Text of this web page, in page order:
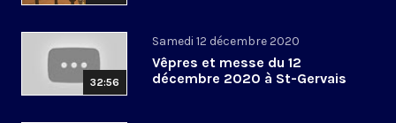
32:56
Samedi 12 décembre 2020
Vêpres et messe du 12
décembre 2020 à St-Gervais